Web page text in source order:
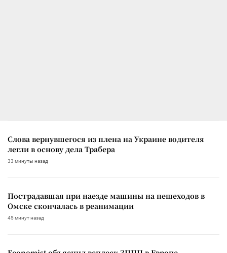
Слова вернувшегося из плена на Украине водителя
легли в основу дела Трабера
33 минуты назад
Пострадавшая при наезде машины на пешеходов в
Омске скончалась в реанимации
45 минут назад